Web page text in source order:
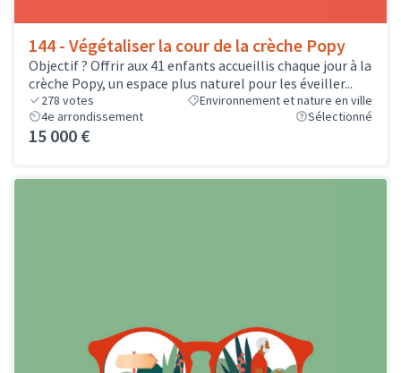
144 - Végétaliser la cour de la crèche Popy
Objectif ? Offrir aux 41 enfants accueillis chaque jour à la
crèche Popy, un espace plus naturel pour les éveiller...
278 votes
Environnement et nature en ville
4e arrondissement
Sélectionné
15 000 €